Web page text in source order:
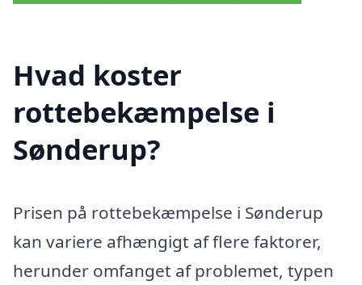
Hvad koster
rottebekæmpelse i
Sønderup?
Prisen på rottebekæmpelse i Sønderup
kan variere afhængigt af flere faktorer,
herunder omfanget af problemet, typen